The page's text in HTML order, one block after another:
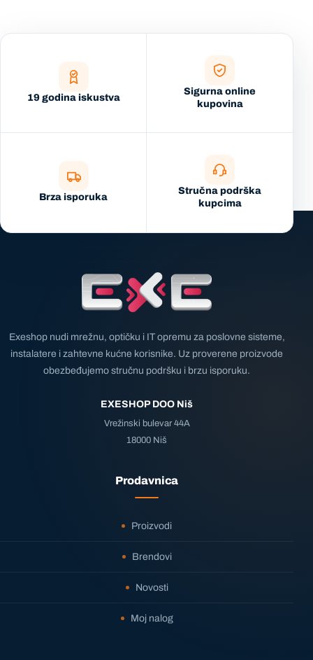
19 godina iskustva
Sigurna online
kupovina
Brza isporuka
Stručna podrška
kupcima
Exeshop nudi mrežnu, optičku i IT opremu za poslovne sisteme,
instalatere i zahtevne kućne korisnike. Uz proverene proizvode
obezbeđujemo stručnu podršku i brzu isporuku.
EXESHOP DOO Niš
Vrežinski bulevar 44A
18000 Niš
Prodavnica
Proizvodi
Brendovi
Novosti
Moj nalog